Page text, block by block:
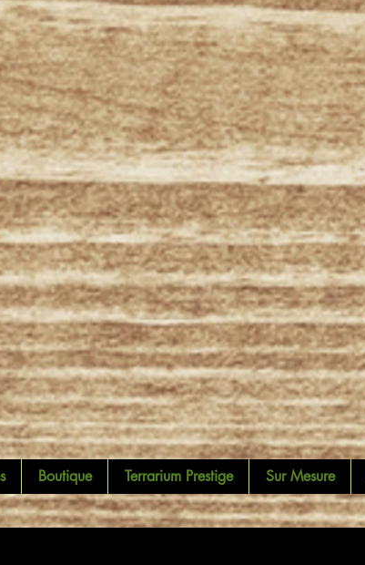
Boutique Terrarium Prestige Sur Mesure